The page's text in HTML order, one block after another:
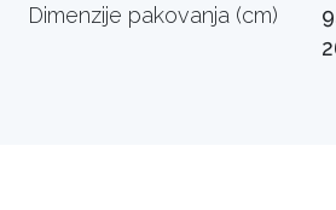
Dimenzije pakovanja (cm)